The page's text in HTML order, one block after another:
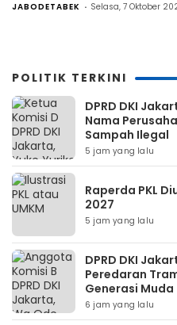
JABODETABEK Selasa, 7 Oktober
POLITIK TERKINI
DPRD DKI
Nama
Sampah Ilegal
5 jam yang lalu
Raperda PKL
2027
5 jam yang lalu
DPRD DKI
Peredaran
Generasi Muda
6 jam yang lalu